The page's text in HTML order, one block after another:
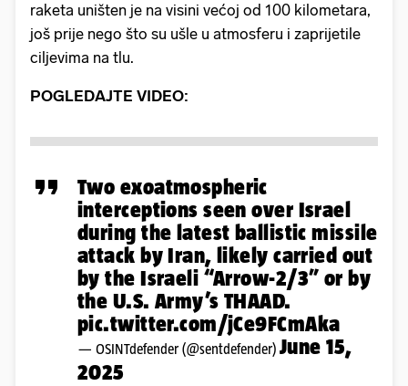
raketa uništen je na visini većoj od 100 kilometara,
još prije nego što su ušle u atmosferu i zaprijetile
ciljevima na tlu.
POGLEDAJTE VIDEO:
Two exoatmospheric
interceptions seen over Israel
during the latest ballistic missile
attack by Iran, likely carried out
by the Israeli “Arrow-2/3” or by
the U.S. Army’s THAAD.
pic.twitter.com/jCe9FCmAka
— OSINTdefender (@sentdefender) June 15,
2025